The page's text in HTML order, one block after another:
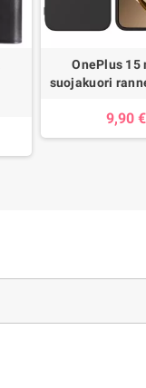
OnePlus 15
suojakuori
9,90 €